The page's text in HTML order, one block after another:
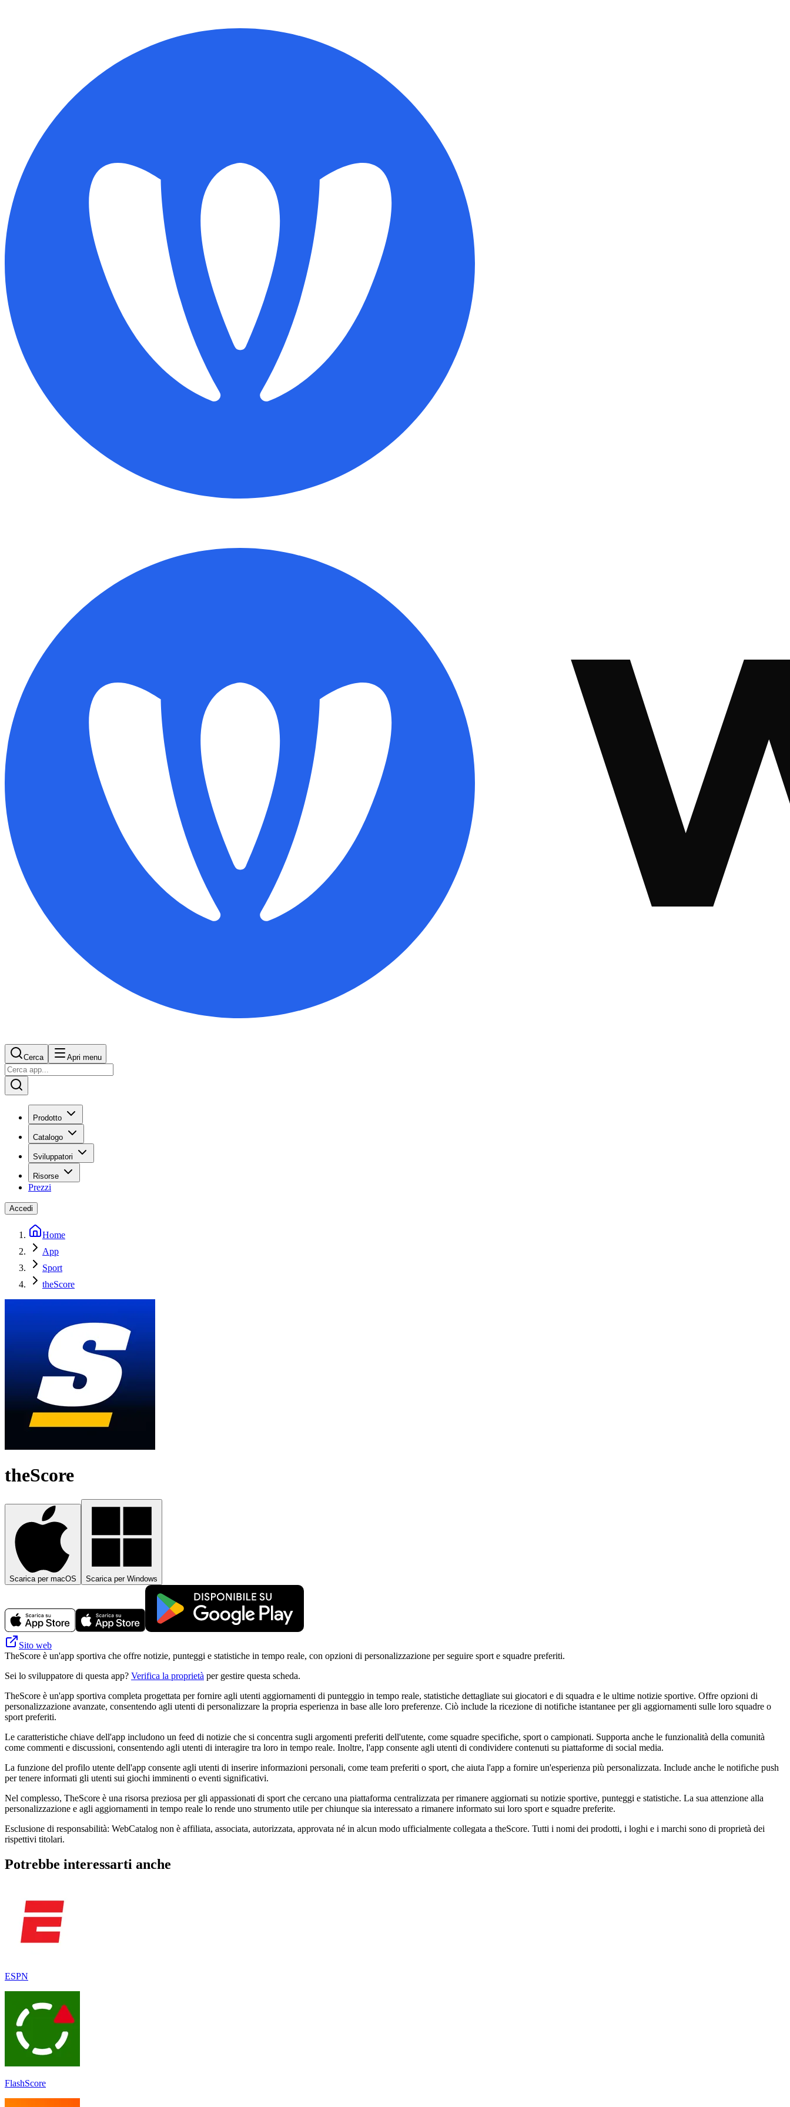
Cerca Apri menu
Prodotto
Catalogo
Sviluppatori
Risorse
Prezzi
Accedi
Home
App
Sport
theScore
theScore
Scarica per macOS Scarica per Windows
Sito web
TheScore è un'app sportiva che offre notizie, punteggi e statistiche in tempo reale, con opzioni di personalizzazione per seguire sport e squadre preferiti.
Sei lo sviluppatore di questa app? Verifica la proprietà per gestire questa scheda.
TheScore è un'app sportiva completa progettata per fornire agli utenti aggiornamenti di punteggio in tempo reale, statistiche dettagliate sui giocatori e di squadra e le ultime notizie sportive. Offre opzioni di
personalizzazione avanzate, consentendo agli utenti di personalizzare la propria esperienza in base alle loro preferenze. Ciò include la ricezione di notifiche istantanee per gli aggiornamenti sulle loro squadre o
sport preferiti.
Le caratteristiche chiave dell'app includono un feed di notizie che si concentra sugli argomenti preferiti dell'utente, come squadre specifiche, sport o campionati. Supporta anche le funzionalità della comunità
come commenti e discussioni, consentendo agli utenti di interagire tra loro in tempo reale. Inoltre, l'app consente agli utenti di condividere contenuti su piattaforme di social media.
La funzione del profilo utente dell'app consente agli utenti di inserire informazioni personali, come team preferiti o sport, che aiuta l'app a fornire un'esperienza più personalizzata. Include anche le notifiche push
per tenere informati gli utenti sui giochi imminenti o eventi significativi.
Nel complesso, TheScore è una risorsa preziosa per gli appassionati di sport che cercano una piattaforma centralizzata per rimanere aggiornati su notizie sportive, punteggi e statistiche. La sua attenzione alla
personalizzazione e agli aggiornamenti in tempo reale lo rende uno strumento utile per chiunque sia interessato a rimanere informato sui loro sport e squadre preferite.
Esclusione di responsabilità: WebCatalog non è affiliata, associata, autorizzata, approvata né in alcun modo ufficialmente collegata a theScore. Tutti i nomi dei prodotti, i loghi e i marchi sono di proprietà dei
rispettivi titolari.
Potrebbe interessarti anche
ESPN
FlashScore